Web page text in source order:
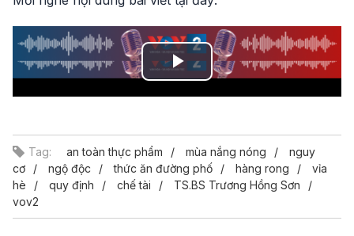
Play
Tag: an toàn thực phẩm mùa nắng nóng
nguy
cơ
ngộ độc thức ăn đường phố hàng rong
vỉa
hè
quy định chế tài
TS.BS Trương Hồng Sơn
vov2